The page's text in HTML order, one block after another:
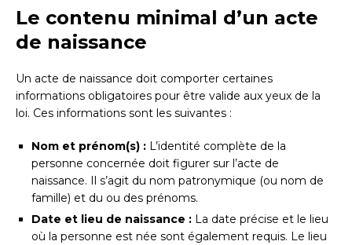
Le contenu minimal d’un acte
de naissance
Un acte de naissance doit comporter certaines
informations obligatoires pour être valide aux yeux de la
loi. Ces informations sont les suivantes :
Nom et prénom(s) : L’identité complète de la
personne concernée doit figurer sur l’acte de
naissance. Il s’agit du nom patronymique (ou nom de
famille) et du ou des prénoms.
Date et lieu de naissance : La date précise et le lieu
où la personne est née sont également requis. Le lieu